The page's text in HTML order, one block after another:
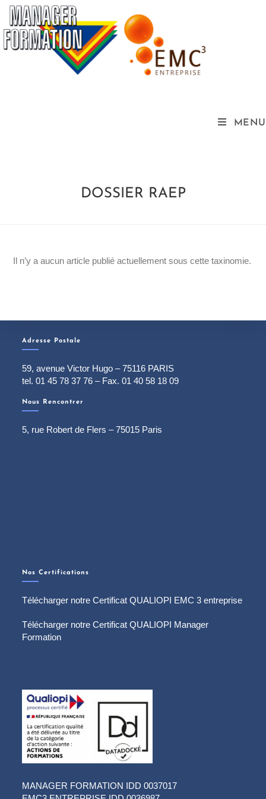
MENU
DOSSIER RAEP
Il n’y a aucun article publié actuellement sous cette taxinomie.
Adresse Postale
59, avenue Victor Hugo – 75116 PARIS
tel. 01 45 78 37 76 – Fax. 01 40 58 18 09
Nous Rencontrer
5, rue Robert de Flers – 75015 Paris
Nos Certifications
Télécharger notre Certificat QUALIOPI EMC 3 entreprise
Télécharger notre Certificat QUALIOPI Manager
Formation
MANAGER FORMATION IDD 0037017